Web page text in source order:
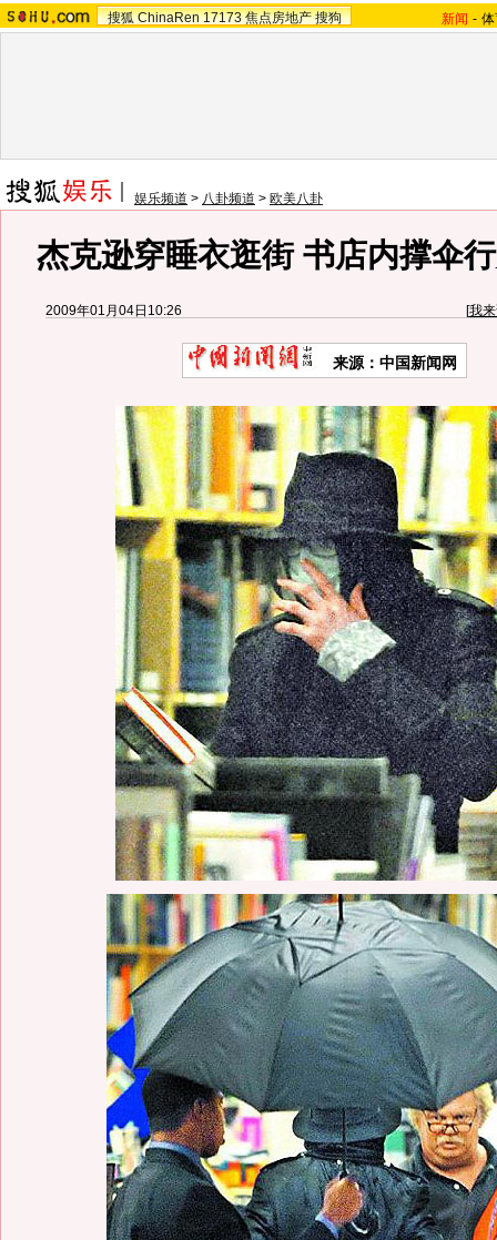
搜狐 ChinaRen 17173 焦点房地产 搜狗 新闻 -
娱乐频道 > 八卦频道 > 欧美八卦
杰克逊穿睡衣逛街 书店内撑伞
2009年01月04日10:26 [我
来源：中国新闻网